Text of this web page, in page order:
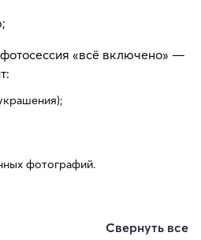
«всё включено» —
фотографий.
Свернуть все